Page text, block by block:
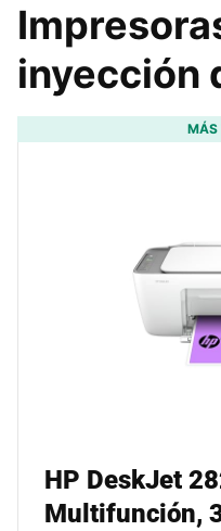
inyección
MÁS
HP DeskJet
Multifunción,